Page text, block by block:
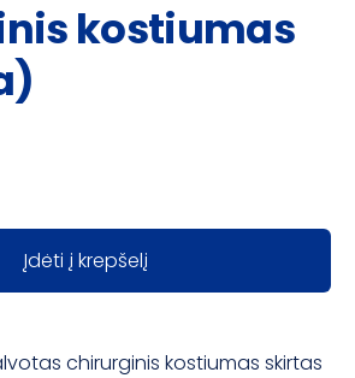
kostiumas
Įdėti į krepšelį
chirurginis kostiumas skirtas